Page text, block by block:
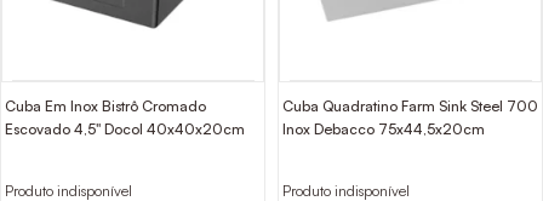
Cuba Em Inox Bistrô Cromado
Escovado 4,5" Docol 40x40x20cm
Produto indisponível
Cuba Quadratino Farm Sink Steel 700
Inox Debacco 75x44,5x20cm
Produto indisponível